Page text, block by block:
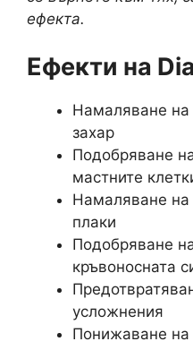
ефекта.
Ефекти на
Намаляване на
захар
Подобряване
мастните
Намаляване на
плаки
Подобряване
кръвоносната
усложнения
Понижаване на